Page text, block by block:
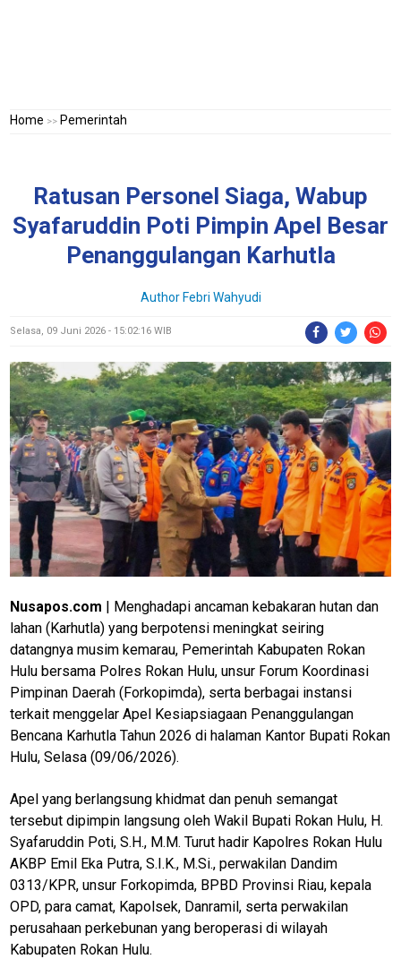
Home >> Pemerintah
Ratusan Personel Siaga, Wabup
Syafaruddin Poti Pimpin Apel Besar
Penanggulangan Karhutla
Author Febri Wahyudi
Selasa, 09 Juni 2026 - 15:02:16 WIB
Nusapos.com | Menghadapi ancaman kebakaran hutan dan
lahan (Karhutla) yang berpotensi meningkat seiring
datangnya musim kemarau, Pemerintah Kabupaten Rokan
Hulu bersama Polres Rokan Hulu, unsur Forum Koordinasi
Pimpinan Daerah (Forkopimda), serta berbagai instansi
terkait menggelar Apel Kesiapsiagaan Penanggulangan
Bencana Karhutla Tahun 2026 di halaman Kantor Bupati Rokan
Hulu, Selasa (09/06/2026).
Apel yang berlangsung khidmat dan penuh semangat
tersebut dipimpin langsung oleh Wakil Bupati Rokan Hulu, H.
Syafaruddin Poti, S.H., M.M. Turut hadir Kapolres Rokan Hulu
AKBP Emil Eka Putra, S.I.K., M.Si., perwakilan Dandim
0313/KPR, unsur Forkopimda, BPBD Provinsi Riau, kepala
OPD, para camat, Kapolsek, Danramil, serta perwakilan
perusahaan perkebunan yang beroperasi di wilayah
Kabupaten Rokan Hulu.